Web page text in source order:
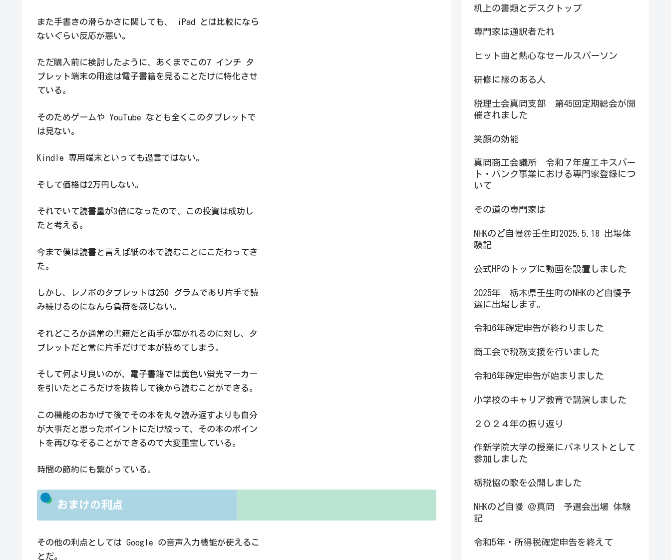
また手書きの滑らかさに関しても、 iPad とは比較になら
ないぐらい反応が悪い。
ただ購入前に検討したように、あくまでこの7 インチ タ
ブレット端末の用途は電子書籍を見ることだけに特化させ
ている。
そのためゲームや YouTube なども全くこのタブレットで
は見ない。
Kindle 専用端末といっても過言ではない。
そして価格は2万円しない。
それでいて読書量が3倍になったので、この投資は成功し
たと考える。
今まで僕は読書と言えば紙の本で読むことにこだわってき
た。
しかし、レノボのタブレットは250 グラムであり片手で読
み続けるのになんら負荷を感じない。
それどころか通常の書籍だと両手が塞がれるのに対し、タ
ブレットだと常に片手だけで本が読めてしまう。
そして何より良いのが、電子書籍では黄色い蛍光マーカー
を引いたところだけを抜粋して後から読むことができる。
この機能のおかげで後でその本を丸々読み返すよりも自分
が大事だと思ったポイントにだけ絞って、その本のポイン
トを再びなぞることができるので大変重宝している。
時間の節約にも繋がっている。
おまけの利点
その他の利点としては Google の音声入力機能が使えるこ
とだ。
机上の書類とデスクトップ
専門家は通訳者たれ
ヒット曲と熱心なセールスパーソン
研修に縁のある人
税理士会真岡支部 第45回定期総会が開
催されました
笑顔の効能
真岡商工会議所 令和７年度エキスパー
ト・バンク事業における専門家登録につ
いて
その道の専門家は
NHKのど自慢＠壬生町2025.5.18 出場体
験記
公式HPのトップに動画を設置しました
2025年 栃木県壬生町のNHKのど自慢予
選に出場します。
令和6年確定申告が終わりました
商工会で税務支援を行いました
令和6年確定申告が始まりました
小学校のキャリア教育で講演しました
２０２４年の振り返り
作新学院大学の授業にパネリストとして
参加しました
栃税協の歌を公開しました
NHKのど自慢 ＠真岡 予選会出場 体験
記
令和5年・所得税確定申告を終えて